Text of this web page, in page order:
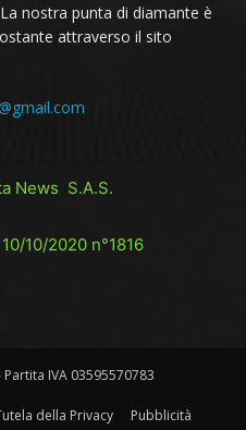
nostra punta di diamante è
attraverso il sito
News S.A.S.
10/2020 n°1816
IVA 03595570783
della Privacy Pubblicità